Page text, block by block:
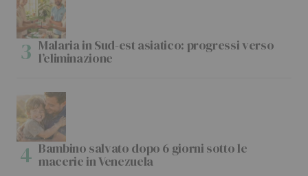
Malaria in Sud-est asiatico: progressi verso
l’eliminazione
Bambino salvato dopo 6 giorni sotto le
macerie in Venezuela